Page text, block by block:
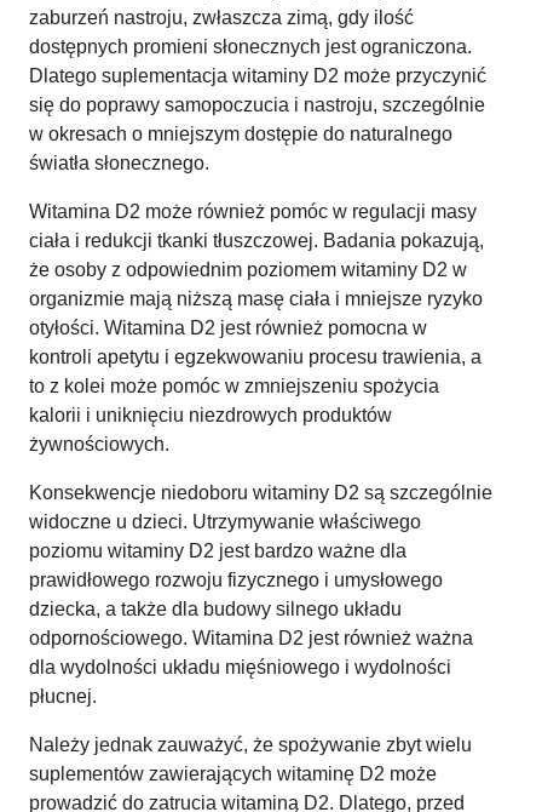
zaburzeń nastroju, zwłaszcza zimą, gdy ilość
dostępnych promieni słonecznych jest ograniczona.
Dlatego suplementacja witaminy D2 może przyczynić
się do poprawy samopoczucia i nastroju, szczególnie
w okresach o mniejszym dostępie do naturalnego
światła słonecznego.
Witamina D2 może również pomóc w regulacji masy
ciała i redukcji tkanki tłuszczowej. Badania pokazują,
że osoby z odpowiednim poziomem witaminy D2 w
organizmie mają niższą masę ciała i mniejsze ryzyko
otyłości. Witamina D2 jest również pomocna w
kontroli apetytu i egzekwowaniu procesu trawienia, a
to z kolei może pomóc w zmniejszeniu spożycia
kalorii i uniknięciu niezdrowych produktów
żywnościowych.
Konsekwencje niedoboru witaminy D2 są szczególnie
widoczne u dzieci. Utrzymywanie właściwego
poziomu witaminy D2 jest bardzo ważne dla
prawidłowego rozwoju fizycznego i umysłowego
dziecka, a także dla budowy silnego układu
odpornościowego. Witamina D2 jest również ważna
dla wydolności układu mięśniowego i wydolności
płucnej.
Należy jednak zauważyć, że spożywanie zbyt wielu
suplementów zawierających witaminę D2 może
prowadzić do zatrucia witaminą D2. Dlatego, przed